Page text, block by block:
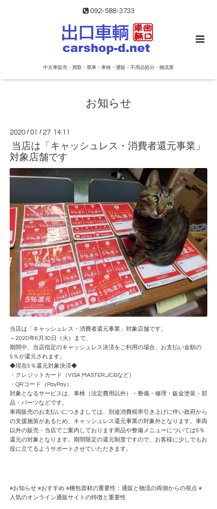
092-588-3733
中古車販売・買取・廃車・車検・通販・不用品処分・物流業
お知らせ
2020 /01 / 27 14:11
当店は「キャッシュレス・消費者還元事業」
対象店舗です
当店は「キャッシュレス・消費者還元事業」対象店舗です。
～2020年6月30日（火）まで、
期間中、当店指定のキャッシュレス決済をご利用の場合、お支払い金額の
5％が還元されます。
◆現在5％還元対象決済◆
・クレジットカード（VISA MASTER,JCBなど）
・QRコード（PayPay）
対象となるサービスは、車検（法定費用以外）・整備・修理・鈑金塗装・部
品・パーツなどです。
車両販売のお支払いにつきましては、別途消費税率引き上げに伴い政府から
の支援施策があるため、キャッシュレス還元事業の対象外となります。車両
以外の販売・当店でご案内しております商品や整備メニューについては5％
還元の対象となります。期間限定の還元制度ですので、お客様に少しでもお
役に立てるようサポートさせていただきます。
#お知らせ #おすすめ #梱包資材の重要性：通販と物流の両側からの視点 #
人気のオンライン通販サイトの特徴と重要性